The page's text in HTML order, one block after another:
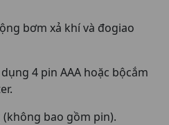
bơm xả khí và đogiao
4 pin AAA hoặc bộcắm
bao gồm pin).